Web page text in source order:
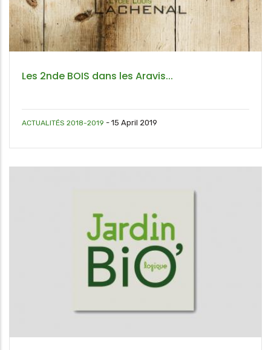
Les 2nde BOIS dans les Aravis...
ACTUALITÉS 2018-2019 - 15 April 2019